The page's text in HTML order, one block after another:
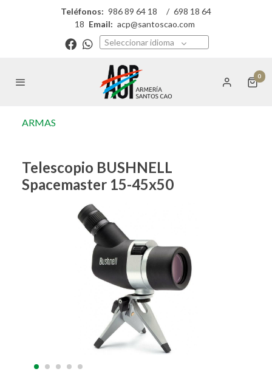
Teléfonos: 986 89 64 18 / 698 18 64
18 Email: acp@santoscao.com
Seleccionar idioma
0
ARMAS
Telescopio BUSHNELL
Spacemaster 15-45x50